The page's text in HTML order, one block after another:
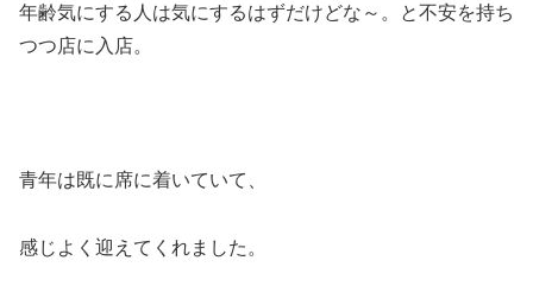
年齢気にする人は気にするはずだけどな～。と不安を持ち
つつ店に入店。
青年は既に席に着いていて、
感じよく迎えてくれました。